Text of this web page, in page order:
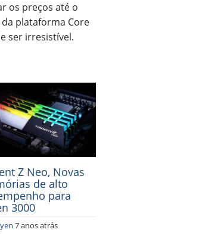
os preços até o
plataforma Core
ser irresistível.
Z Neo, Novas
de alto
para
3000
7 anos atrás